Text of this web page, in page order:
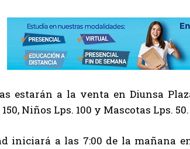
estarán a la venta en Diunsa
Niños Lps. 100 y Mascotas Lps. 50.
iniciará a las 7:00 de la mañana